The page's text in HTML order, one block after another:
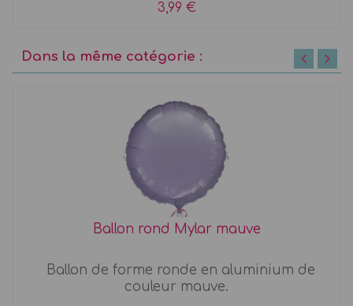
3,99 €
Dans la même catégorie :
Ballon rond Mylar mauve
Ballon de forme ronde en aluminium de
couleur mauve.